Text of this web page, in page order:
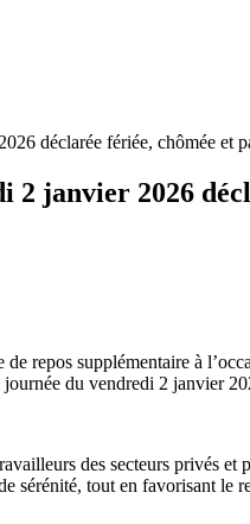
déclarée fériée, chômée et
2 janvier 2026
repos supplémentaire à
du vendredi 2 janvier
des secteurs privés
sérénité, tout en favorisant le